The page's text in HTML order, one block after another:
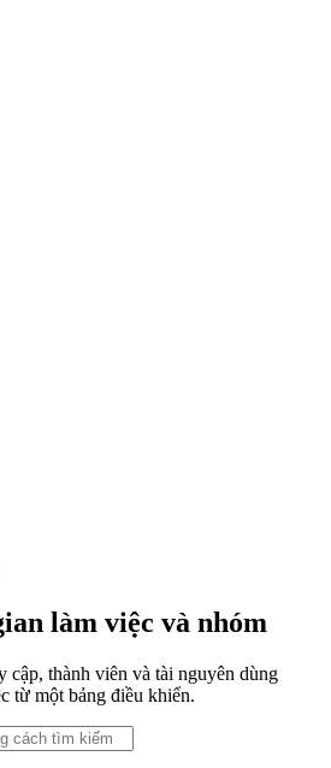
làm việc và nhóm
cập, thành viên và tài nguyên dùng
từ một bảng điều khiển.